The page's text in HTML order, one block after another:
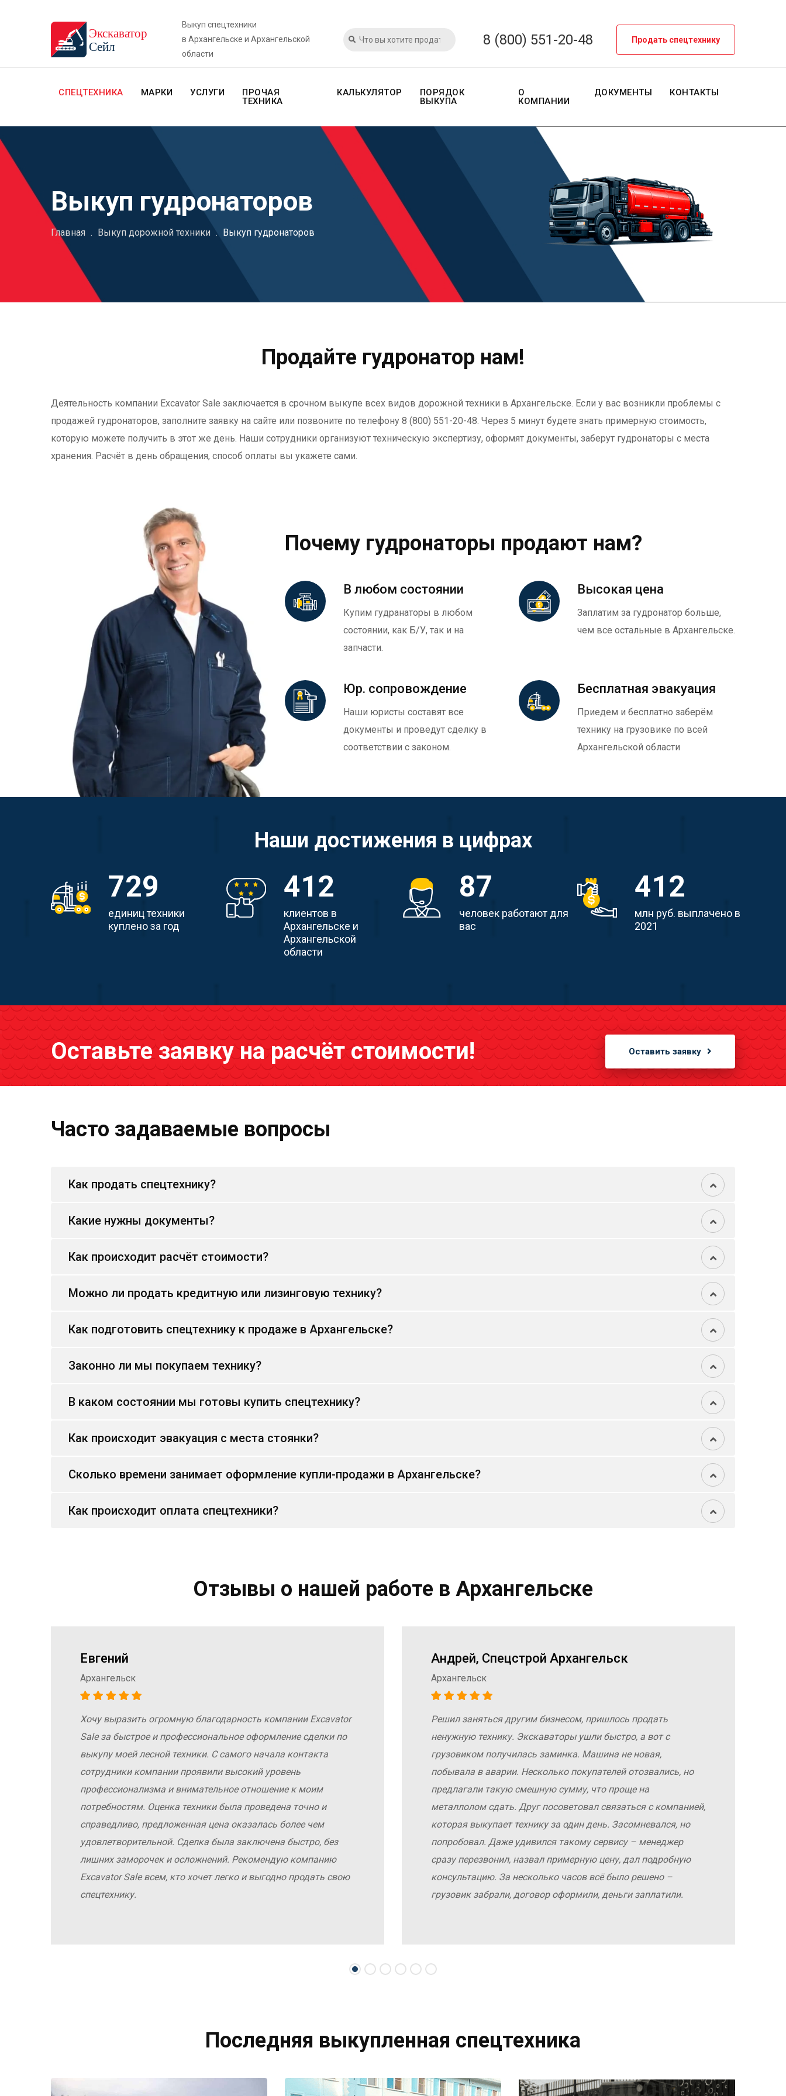
Выкуп спецтехники
в Архангельске и Архангельской
области
8 (800) 551-20-48 Продать спецтехнику
СПЕЦТЕХНИКА МАРКИ УСЛУГИ
ПРОЧАЯ
ТЕХНИКА
КАЛЬКУЛЯТОР
ПОРЯДОК
ВЫКУПА
О
КОМПАНИИ
ДОКУМЕНТЫ КОНТАКТЫ
Выкуп гудронаторов
Главная . Выкуп дорожной техники . Выкуп гудронаторов
Продайте гудронатор нам!
Деятельность компании Excavator Sale заключается в срочном выкупе всех видов дорожной техники в Архангельске. Если у вас возникли проблемы с
продажей гудронаторов, заполните заявку на сайте или позвоните по телефону 8 (800) 551-20-48. Через 5 минут будете знать примерную стоимость,
которую можете получить в этот же день. Наши сотрудники организуют техническую экспертизу, оформят документы, заберут гудронаторы с места
хранения. Расчёт в день обращения, способ оплаты вы укажете сами.
Почему гудронаторы продают нам?
В любом состоянии
Купим гудранаторы в любом
состоянии, как Б/У, так и на
запчасти.
Высокая цена
Заплатим за гудронатор больше,
чем все остальные в Архангельске.
Юр. сопровождение
Наши юристы составят все
документы и проведут сделку в
соответствии с законом.
Бесплатная эвакуация
Приедем и бесплатно заберём
технику на грузовике по всей
Архангельской области
Наши достижения в цифрах
729
единиц техники
куплено за год
412
клиентов в
Архангельске и
Архангельской
области
87
человек работают для
вас
412
млн руб. выплачено в
2021
Оставьте заявку на расчёт стоимости! Оставить заявку
Часто задаваемые вопросы
Как продать спецтехнику?
Какие нужны документы?
Как происходит расчёт стоимости?
Можно ли продать кредитную или лизинговую технику?
Как подготовить спецтехнику к продаже в Архангельске?
Законно ли мы покупаем технику?
В каком состоянии мы готовы купить спецтехнику?
Как происходит эвакуация с места стоянки?
Сколько времени занимает оформление купли-продажи в Архангельске?
Как происходит оплата спецтехники?
Отзывы о нашей работе в Архангельске
Евгений
Архангельск
Хочу выразить огромную благодарность компании Excavator
Sale за быстрое и профессиональное оформление сделки по
выкупу моей лесной техники. С самого начала контакта
сотрудники компании проявили высокий уровень
профессионализма и внимательное отношение к моим
потребностям. Оценка техники была проведена точно и
справедливо, предложенная цена оказалась более чем
удовлетворительной. Сделка была заключена быстро, без
лишних заморочек и осложнений. Рекомендую компанию
Excavator Sale всем, кто хочет легко и выгодно продать свою
спецтехнику.
Андрей, Спецстрой Архангельск
Архангельск
Решил заняться другим бизнесом, пришлось продать
ненужную технику. Экскаваторы ушли быстро, а вот с
грузовиком получилась заминка. Машина не новая,
побывала в аварии. Несколько покупателей отозвались, но
предлагали такую смешную сумму, что проще на
металлолом сдать. Друг посоветовал связаться с компанией,
которая выкупает технику за один день. Засомневался, но
попробовал. Даже удивился такому сервису – менеджер
сразу перезвонил, назвал примерную цену, дал подробную
консультацию. За несколько часов всё было решено –
грузовик забрали, договор оформили, деньги заплатили.
Последняя выкупленная спецтехника